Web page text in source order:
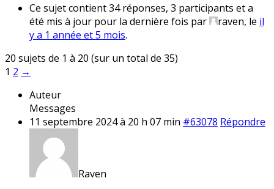
Ce sujet contient 34 réponses, 3 participants et a
été mis à jour pour la dernière fois par
raven, le il
y a 1 année et 5 mois.
20 sujets de 1 à 20 (sur un total de 35)
1 2 →
Auteur
Messages
11 septembre 2024 à 20 h 07 min #63078 Répondre
Raven